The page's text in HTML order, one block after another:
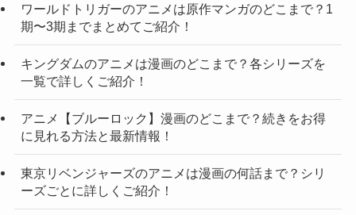
ワールドトリガーのアニメは原作マンガのどこまで？1
期〜3期までまとめてご紹介！
キングダムのアニメは漫画のどこまで？各シリーズを
一覧で詳しくご紹介！
アニメ【ブルーロック】漫画のどこまで？続きをお得
に見れる方法と最新情報！
東京リベンジャーズのアニメは漫画の何話まで？シリ
ーズごとに詳しくご紹介！